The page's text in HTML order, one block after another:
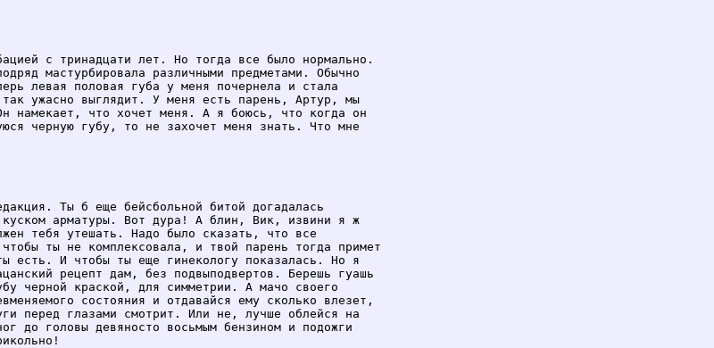
с тринадцати лет. Но тогда все было нормально.
мастурбировала различными предметами. Обычно
левая половая губа у меня почернела и стала
ужасно выглядит. У меня есть парень, Артур, мы
намекает, что хочет меня. А я боюсь, что когда он
черную губу, то не захочет меня знать. Что мне
Ты б еще бейсбольной битой догадалась
куском арматуры. Вот дура! А блин, Вик, извини я ж
тебя утешать. Надо было сказать, что все
ты не комплексовала, и твой парень тогда примет
есть. И чтобы ты еще гинекологу показалась. Но я
рецепт дам, без подвыподвертов. Берешь гуашь
черной краской, для симметрии. А мачо своего
состояния и отдавайся ему сколько влезет,
перед глазами смотрит. Или не, лучше облейся на
до головы девяносто восьмым бензином и подожги